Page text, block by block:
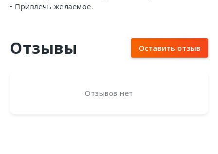
• Привлечь желаемое.
Отзывы Оставить отзыв
Отзывов нет